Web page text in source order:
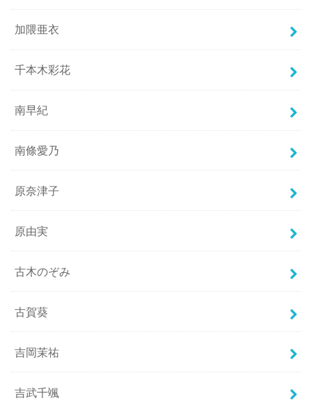
加隈亜衣
千本木彩花
南早紀
南條愛乃
原奈津子
原由実
古木のぞみ
古賀葵
吉岡茉祐
吉武千颯